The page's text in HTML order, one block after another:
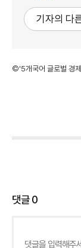
기자의 다
©'5개국어 글로벌 경제
댓글0